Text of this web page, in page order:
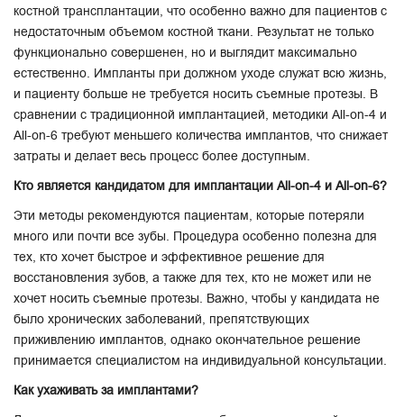
костной трансплантации, что особенно важно для пациентов с
недостаточным объемом костной ткани. Результат не только
функционально совершенен, но и выглядит максимально
естественно. Импланты при должном уходе служат всю жизнь,
и пациенту больше не требуется носить съемные протезы. В
сравнении с традиционной имплантацией, методики All-on-4 и
All-on-6 требуют меньшего количества имплантов, что снижает
затраты и делает весь процесс более доступным.
Кто является кандидатом для имплантации All-on-4 и All-on-6?
Эти методы рекомендуются пациентам, которые потеряли
много или почти все зубы. Процедура особенно полезна для
тех, кто хочет быстрое и эффективное решение для
восстановления зубов, а также для тех, кто не может или не
хочет носить съемные протезы. Важно, чтобы у кандидата не
было хронических заболеваний, препятствующих
приживлению имплантов, однако окончательное решение
принимается специалистом на индивидуальной консультации.
Как ухаживать за имплантами?